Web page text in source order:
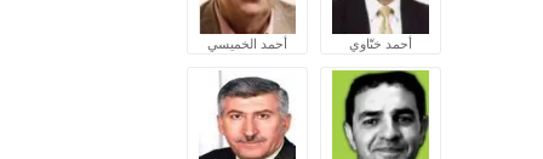
أحمد ختّاوي أحمد الخميسي